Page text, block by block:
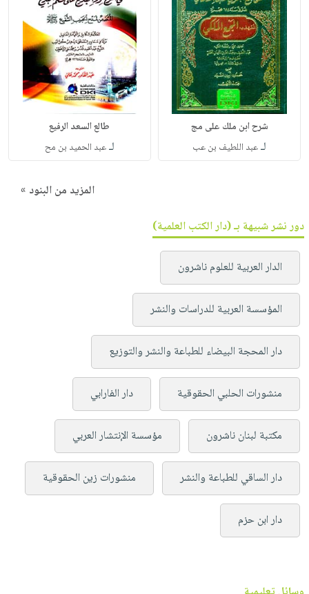
شرح ابن ملك على مج
لـعبد اللطيف بن عب
طالع السعد الرفيع
لـعبد الحميد بن مح
المزيد من البنود »
دور نشر شبيهة بـ (دار الكتب العلمية)
الدار العربية للعلوم ناشرون
المؤسسة العربية للدراسات والنشر
دار المحجة البيضاء للطباعة والنشر والتوزيع
منشورات الحلبي الحقوقية دار الفارابي
مكتبة لبنان ناشرون مؤسسة الإنتشار العربي
دار الساقي للطباعة والنشر منشورات زين الحقوقية
دار ابن حزم